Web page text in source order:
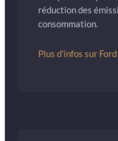
réduction des
consommation.
Plus d'infos sur Ford